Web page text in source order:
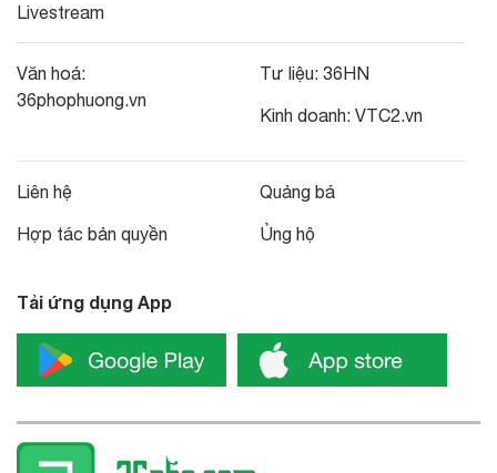
Livestream
Văn hoá:
36phophuong.vn
Tư liệu: 36HN
Kinh doanh: VTC2.vn
Liên hệ
Hợp tác bản quyền
Quảng bá
Ủng hộ
Tải ứng dụng App